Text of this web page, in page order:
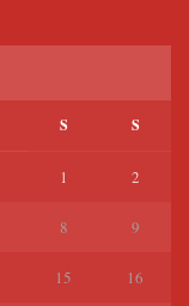
S S
1 2
8 9
15 16